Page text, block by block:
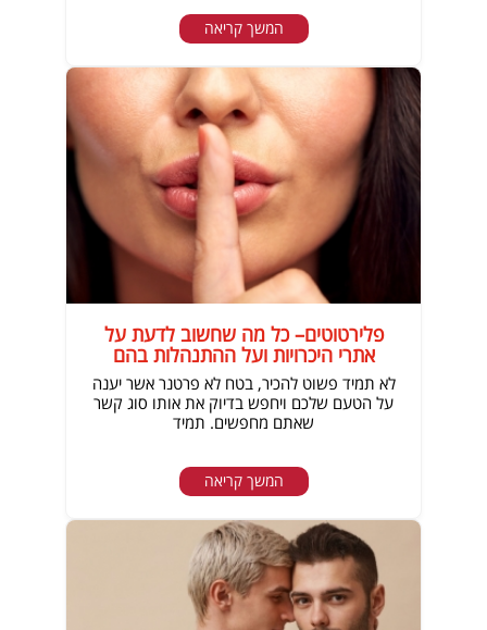
המשך קריאה
פלירטוטים– כל מה שחשוב לדעת על
אתרי היכרויות ועל ההתנהלות בהם
לא תמיד פשוט להכיר, בטח לא פרטנר אשר יענה
על הטעם שלכם ויחפש בדיוק את אותו סוג קשר
שאתם מחפשים. תמיד
המשך קריאה